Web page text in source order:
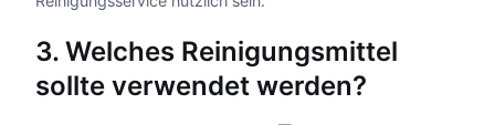
3. Welches Reinigungsmittel
sollte verwendet werden?